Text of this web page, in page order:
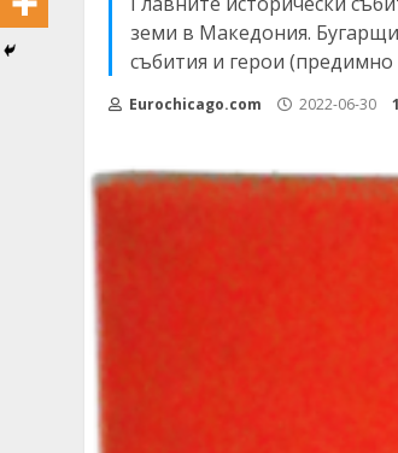
земи в Македония.
събития и герои
Eurochicago.com 2022-06-30